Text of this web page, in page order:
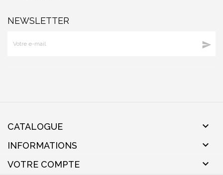
NEWSLETTER

CATALOGUE 
INFORMATIONS 
VOTRE COMPTE 